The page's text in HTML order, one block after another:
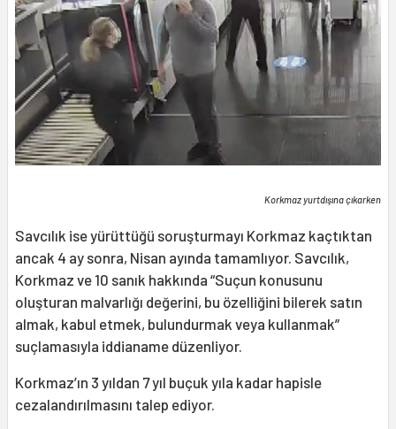
Korkmaz yurtdışına çıkarken
Savcılık ise yürüttüğü soruşturmayı Korkmaz kaçtıktan
ancak 4 ay sonra, Nisan ayında tamamlıyor. Savcılık,
Korkmaz ve 10 sanık hakkında “Suçun konusunu
oluşturan malvarlığı değerini, bu özelliğini bilerek satın
almak, kabul etmek, bulundurmak veya kullanmak”
suçlamasıyla iddianame düzenliyor.
Korkmaz’ın 3 yıldan 7 yıl buçuk yıla kadar hapisle
cezalandırılmasını talep ediyor.